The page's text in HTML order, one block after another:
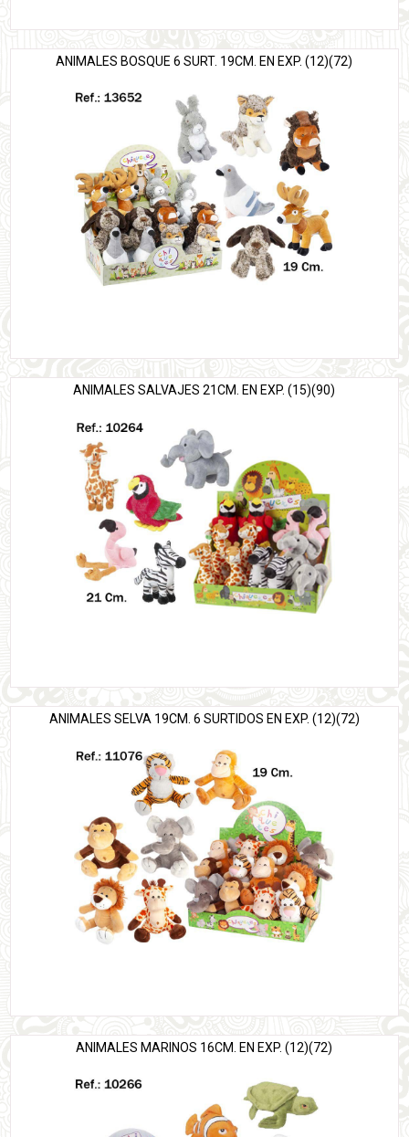
ANIMALES BOSQUE 6 SURT. 19CM. EN EXP. (12)(72)
ANIMALES SALVAJES 21CM. EN EXP. (15)(90)
ANIMALES SELVA 19CM. 6 SURTIDOS EN EXP. (12)(72)
ANIMALES MARINOS 16CM. EN EXP. (12)(72)